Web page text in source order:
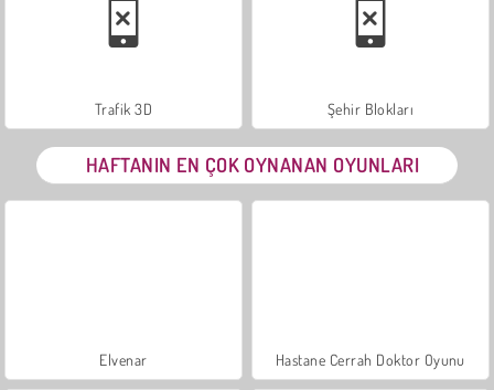
Trafik 3D Şehir Blokları
HAFTANIN EN ÇOK OYNANAN OYUNLARI
Elvenar Hastane Cerrah Doktor Oyunu